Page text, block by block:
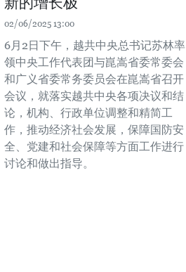
02/06/2025 13:00
6月2日下午，越共中央总书记苏林率
领中央工作代表团与崑嵩省委常委会
和广义省委常务委员会在崑嵩省召开
会议，就落实越共中央各项决议和结
论，机构、行政单位调整和精简工
作，推动经济社会发展，保障国防安
全、党建和社会保障等方面工作进行
讨论和做出指导。